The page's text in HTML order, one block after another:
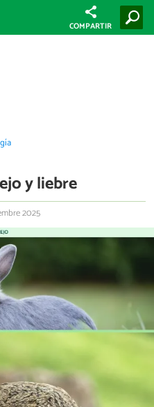
COMPARTIR
y liebre
2025